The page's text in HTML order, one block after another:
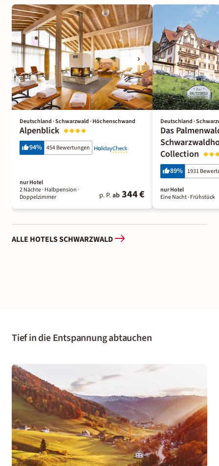
Deutschland · Schwarzwald · Höchenschwand
Alpenblick
94% 454 Bewertungen
nur Hotel
2 Nächte· Halbpension·
Doppelzimmer
p. P. ab 344 €
Deutschland ·
Das
Collection
89% 1931
nur Hotel
Eine Nacht· Frühstück
ALLE HOTELS SCHWARZWALD
Tief in die Entspannung abtauchen